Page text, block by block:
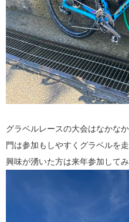
グラベルレースの大会はなかな
門は参加もしやすくグラベルを
興味が湧いた方は来年参加して